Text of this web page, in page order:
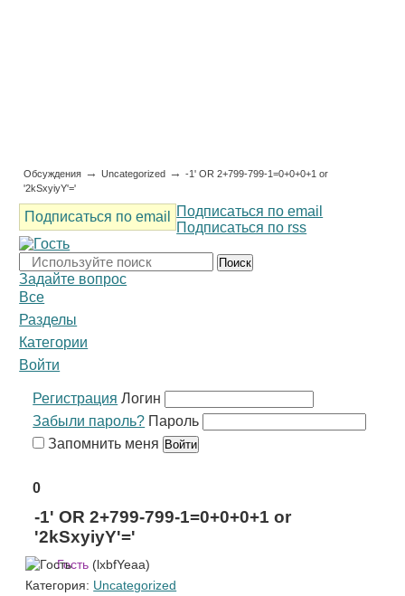
Обсуждения →Uncategorized →-1' OR 2+799-799-1=0+0+0+1 or
'2kSxyiyY'='
Подписаться по email
Подписаться по email
Подписаться по rss
Поиск
Задайте вопрос
Все
Разделы
Категории
Войти
Регистрация Логин
Забыли пароль? Пароль
Запомнить меня
0
-1' OR 2+799-799-1=0+0+0+1 or
'2kSxyiyY'='
Гость (lxbfYeaa)
Категория: Uncategorized